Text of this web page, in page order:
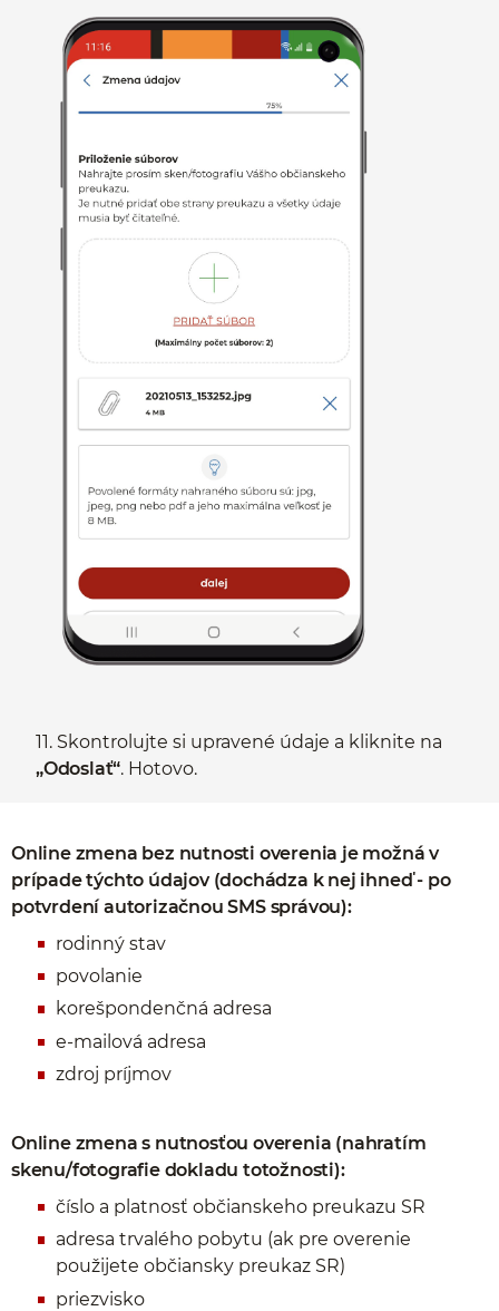
11. Skontrolujte si upravené údaje a kliknite na
„Odoslať“. Hotovo.
Online zmena bez nutnosti overenia je možná v
prípade týchto údajov (dochádza k nej ihneď - po
potvrdení autorizačnou SMS správou):
rodinný stav
povolanie
korešpondenčná adresa
e-mailová adresa
zdroj príjmov
Online zmena s nutnosťou overenia (nahratím
skenu/fotografie dokladu totožnosti):
číslo a platnosť občianskeho preukazu SR
adresa trvalého pobytu (ak pre overenie
použijete občiansky preukaz SR)
priezvisko